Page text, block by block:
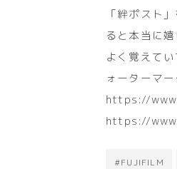
「絆ポスト
ると本当に
よく覚えて
ォーターマ
https://
https://
#FUJIFILM